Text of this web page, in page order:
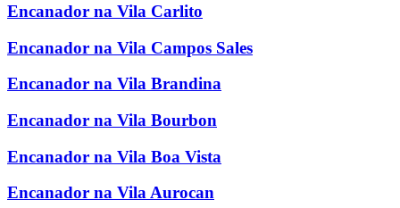
Encanador na Vila Carlito
Encanador na Vila Campos Sales
Encanador na Vila Brandina
Encanador na Vila Bourbon
Encanador na Vila Boa Vista
Encanador na Vila Aurocan